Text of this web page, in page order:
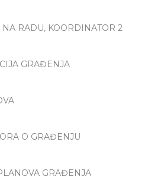
RADU, KOORDINATOR 2
GRAĐENJA
O GRAĐENJU
GRAĐENJA